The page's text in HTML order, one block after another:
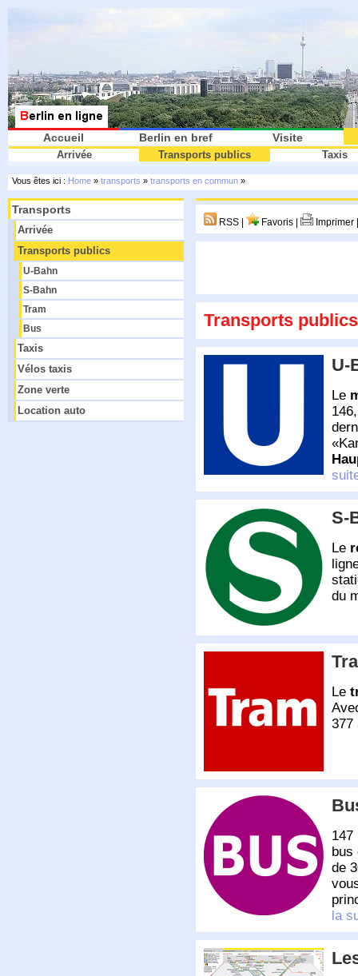
Accueil Berlin en bref Visite
Arrivée Transports publics Taxis
Vous êtes ici : Home » transports » transports en commun »
Transports
Arrivée
Transports publics
U-Bahn
S-Bahn
Tram
Bus
Taxis
Vélos taxis
Zone verte
Location auto
RSS | Favoris | Imprimer
Transports
U-
Le
S-
Le
du
Le
147
de
la